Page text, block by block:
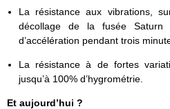
La résistance aux vibrations,
décollage de la fusée
d’accélération pendant trois
La résistance à de fortes
jusqu’à 100% d’hygrométrie.
Et aujourd’hui ?